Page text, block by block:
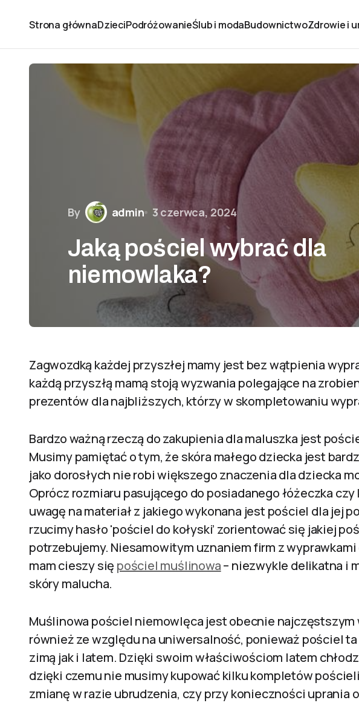
Strona głównaDzieciPodróżowanieŚlub i modaBudownictwoZdrowie i
By admin 3 czerwca, 2024
Jaką pościel wybrać dla
niemowlaka?
Zagwozdką każdej przyszłej mamy jest bez wątpienia
każdą przyszłą mamą stoją wyzwania polegające na
prezentów dla najbliższych, którzy w skompletowaniu
Bardzo ważną rzeczą do zakupienia dla maluszka jest
Musimy pamiętać o tym, że skóra małego dziecka jest
jako dorosłych nie robi większego znaczenia dla dziecka
Oprócz rozmiaru pasującego do posiadanego łóżeczka
uwagę na materiał z jakiego wykonana jest pościel dla jej
rzucimy hasło 'pościel do kołyski’ zorientować się jakiej
potrzebujemy. Niesamowitym uznaniem firm z
mam cieszy się pościel muślinowa– niezwykle delikatna i
skóry malucha.
Muślinowa pościel niemowlęca jest obecnie najczęstszym
również ze względu na uniwersalność, ponieważ pościel
zimą jak i latem. Dzięki swoim właściwościom latem
dzięki czemu nie musimy kupować kilku kompletów
zmianę w razie ubrudzenia, czy przy konieczności uprania